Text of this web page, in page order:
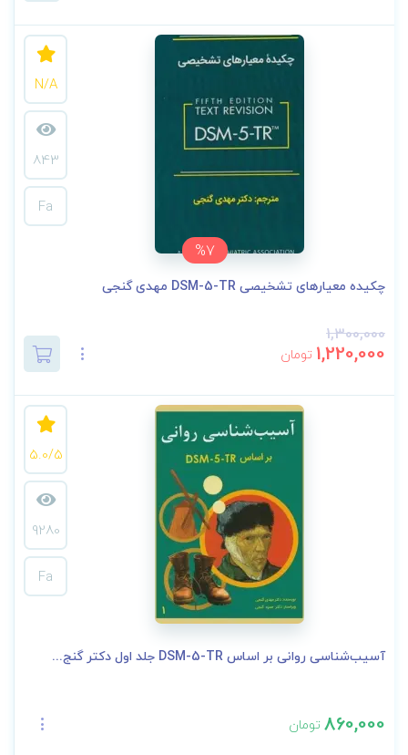
%7
N/A
843
Fa
چکیده معیارهای تشخیصی DSM-5-TR مهدی گنجی
1,300,000
1,220,000 تومان
5.0/5
9280
Fa
آسیب‌شناسی روانی بر اساس DSM-5-TR جلد اول دکتر گنج...
860,000تومان